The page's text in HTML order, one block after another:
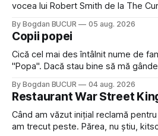
vocea lui Robert Smith de la The
a dovedit că jumătatea masculină a
dubioasă...) 2. Băgăm la
By Bogdan BUCUR 05 aug. 2026
Copii popei
Cică cel mai des întâlnit nume de
"Popa". Dacă stau bine să mă
Dexonline spune de etimologia
veni din slava veche, popŭ,
By Bogdan BUCUR 04 aug. 2026
Restaurant War Street
Când am văzut inițial reclamă
am trecut peste. Părea, nu știu,